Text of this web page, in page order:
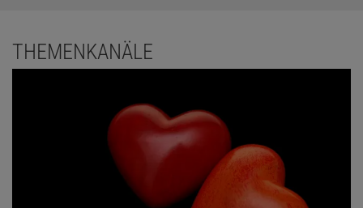
THEMENKANÄLE